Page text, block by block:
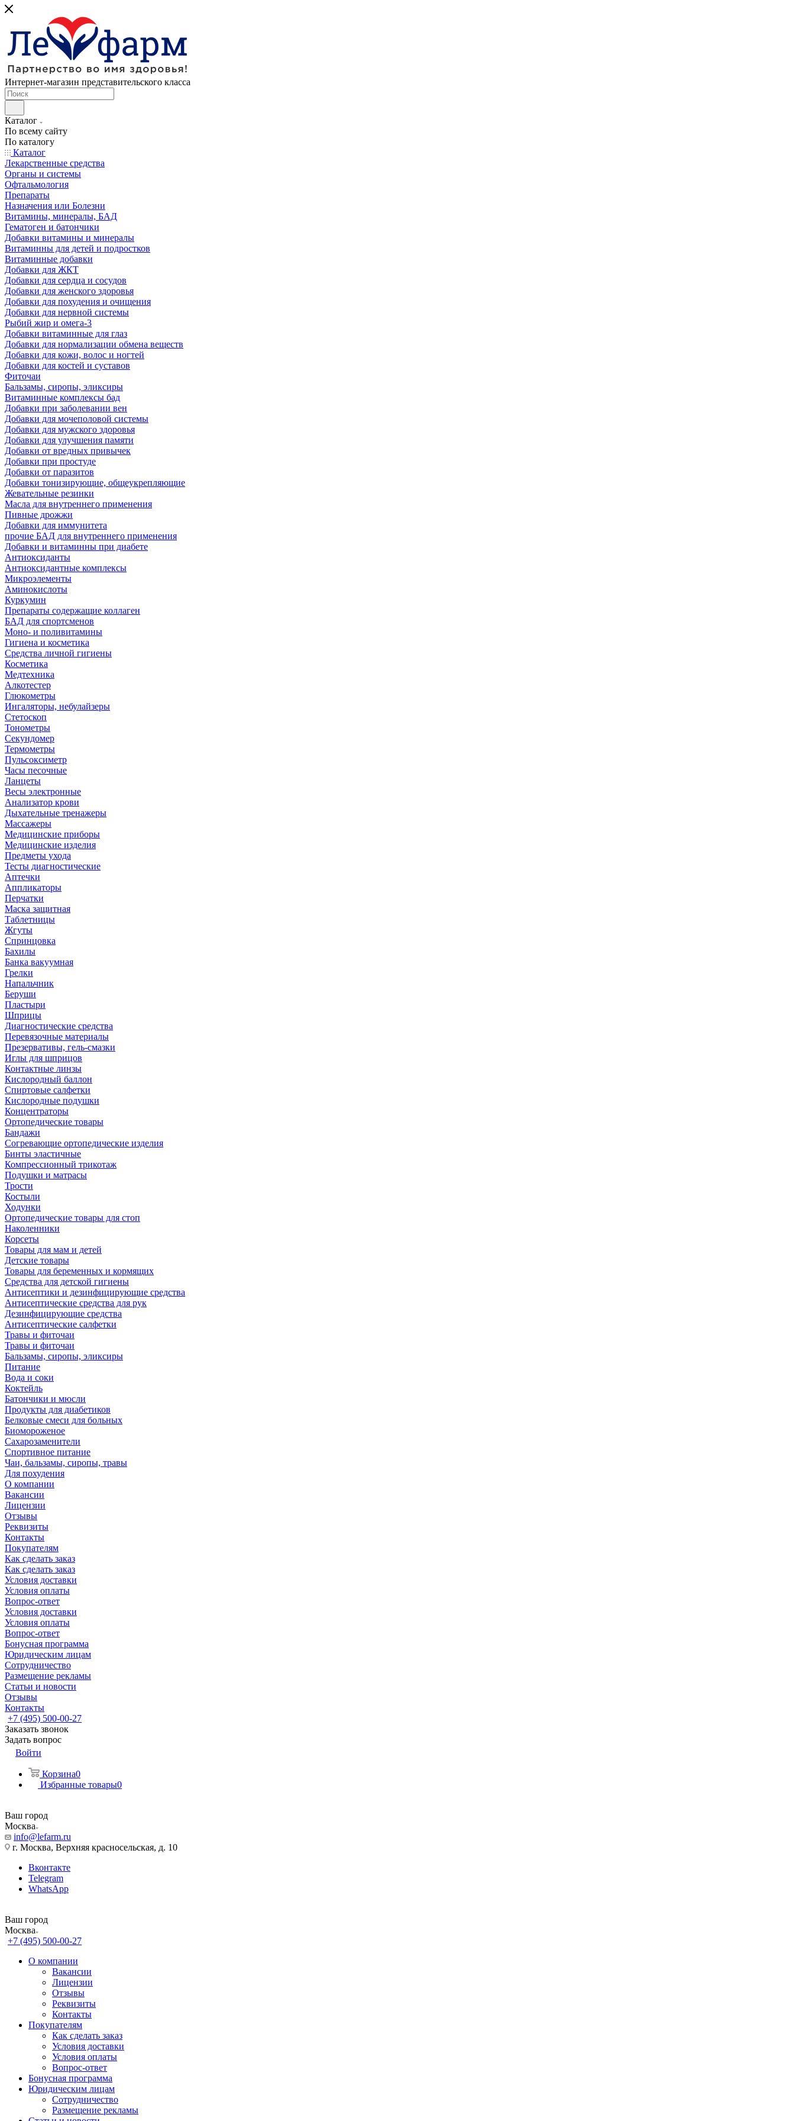
Интернет-магазин представительского класса
Каталог
По всему сайту
По каталогу
Каталог
Лекарственные средства
Органы и системы
Офтальмология
Препараты
Назначения или Болезни
Витамины, минералы, БАД
Гематоген и батончики
Добавки витамины и минералы
Витаминны для детей и подростков
Витаминные добавки
Добавки для ЖКТ
Добавки для сердца и сосудов
Добавки для женского здоровья
Добавки для похудения и очищения
Добавки для нервной системы
Рыбий жир и омега-3
Добавки витаминные для глаз
Добавки для нормализации обмена веществ
Добавки для кожи, волос и ногтей
Добавки для костей и суставов
Фиточаи
Бальзамы, сиропы, эликсиры
Витаминные комплексы бад
Добавки при заболевании вен
Добавки для мочеполовой системы
Добавки для мужского здоровья
Добавки для улучшения памяти
Добавки от вредных привычек
Добавки при простуде
Добавки от паразитов
Добавки тонизирующие, общеукрепляющие
Жевательные резинки
Масла для внутреннего применения
Пивные дрожжи
Добавки для иммунитета
прочие БАД для внутреннего применения
Добавки и витаминны при диабете
Антиоксиданты
Антиоксидантные комплексы
Микроэлементы
Аминокислоты
Куркумин
Препараты содержащие коллаген
БАД для спортсменов
Моно- и поливитамины
Гигиена и косметика
Средства личной гигиены
Косметика
Медтехника
Алкотестер
Глюкометры
Ингаляторы, небулайзеры
Стетоскоп
Тонометры
Секундомер
Термометры
Пульсоксиметр
Часы песочные
Ланцеты
Весы электронные
Анализатор крови
Дыхательные тренажеры
Массажеры
Медицинские приборы
Медицинские изделия
Предметы ухода
Тесты диагностические
Аптечки
Аппликаторы
Перчатки
Маска защитная
Таблетницы
Жгуты
Спринцовка
Бахилы
Банка вакуумная
Грелки
Напальчник
Беруши
Пластыри
Шприцы
Диагностические средства
Перевязочные материалы
Презервативы, гель-смазки
Иглы для шприцов
Контактные линзы
Кислородный баллон
Спиртовые салфетки
Кислородные подушки
Концентраторы
Ортопедические товары
Бандажи
Согревающие ортопедические изделия
Бинты эластичные
Компрессионный трикотаж
Подушки и матрасы
Трости
Костыли
Ходунки
Ортопедические товары для стоп
Наколенники
Корсеты
Товары для мам и детей
Детские товары
Товары для беременных и кормящих
Средства для детской гигиены
Антисептики и дезинфицирующие средства
Антисептические средства для рук
Дезинфицирующие средства
Антисептические салфетки
Травы и фиточаи
Травы и фиточаи
Бальзамы, сиропы, эликсиры
Питание
Вода и соки
Коктейль
Батончики и мюсли
Продукты для диабетиков
Белковые смеси для больных
Биомороженое
Сахарозаменители
Спортивное питание
Чаи, бальзамы, сиропы, травы
Для похудения
О компании
Вакансии
Лицензии
Отзывы
Реквизиты
Контакты
Покупателям
Как сделать заказ
Как сделать заказ
Условия доставки
Условия оплаты
Вопрос-ответ
Условия доставки
Условия оплаты
Вопрос-ответ
Бонусная программа
Юридическим лицам
Сотрудничество
Размещение рекламы
Статьи и новости
Отзывы
Контакты
+7 (495) 500-00-27
Заказать звонок
Задать вопрос
Войти
Корзина0
Избранные товары0
Ваш город
Москва
info@lefarm.ru
г. Москва, Верхняя красносельская, д. 10
Вконтакте
Telegram
WhatsApp
Ваш город
Москва
+7 (495) 500-00-27
О компании
Вакансии
Лицензии
Отзывы
Реквизиты
Контакты
Покупателям
Как сделать заказ
Условия доставки
Условия оплаты
Вопрос-ответ
Бонусная программа
Юридическим лицам
Сотрудничество
Размещение рекламы